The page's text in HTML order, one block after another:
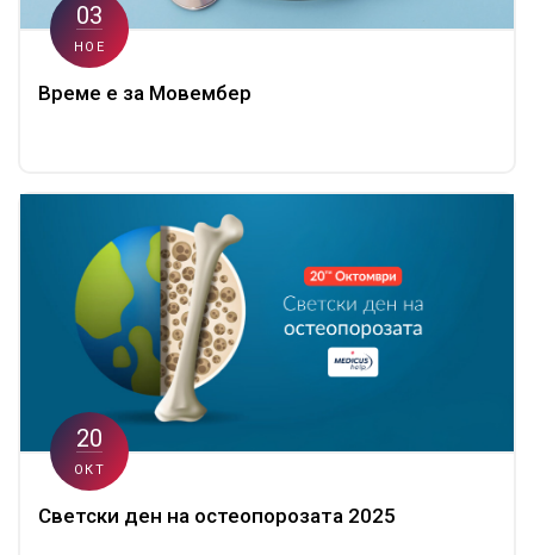
03
НОЕ
Време е за Мовембер
20
ОКТ
Светски ден на остеопорозата 2025